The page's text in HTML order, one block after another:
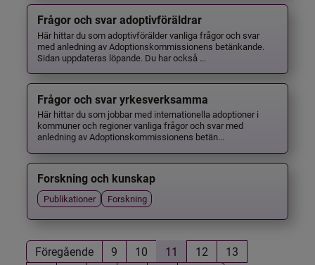
Frågor och svar adoptivföräldrar
Här hittar du som adoptivförälder vanliga frågor och svar
med anledning av Adoptionskommissionens betänkande.
Sidan uppdateras löpande. Du har också ...
Frågor och svar yrkesverksamma
Här hittar du som jobbar med internationella adoptioner i
kommuner och regioner vanliga frågor och svar med
anledning av Adoptionskommissionens betän...
Forskning och kunskap
Publikationer Forskning
Föregående 9 10 11 12
13